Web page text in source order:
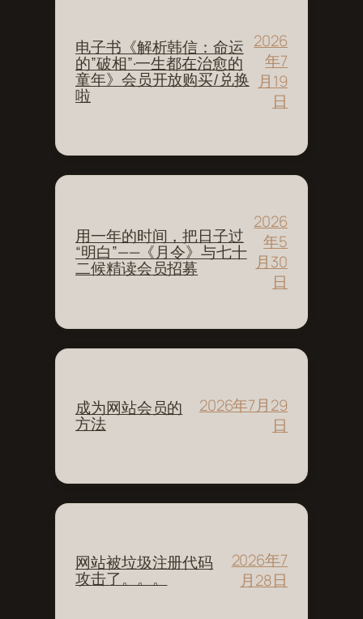
电子书《解析韩信：命运
的”破相”·一生都在治愈的
童年》会员开放购买/兑换
啦
2026
年7
月19
日
用一年的时间，把日子过
“明白”——《月令》与七十
二候精读会员招募
2026
年5
月30
日
成为网站会员的
方法
2026年7月29
日
网站被垃圾注册代码
攻击了。。。
2026年7
月28日